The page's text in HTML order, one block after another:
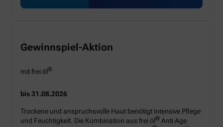
Gewinnspiel-Aktion
mit frei öl®
bis 31.08.2026
Trockene und anspruchsvolle Haut benötigt intensive Pflege
und Feuchtigkeit. Die Kombination aus frei öl® Anti Age